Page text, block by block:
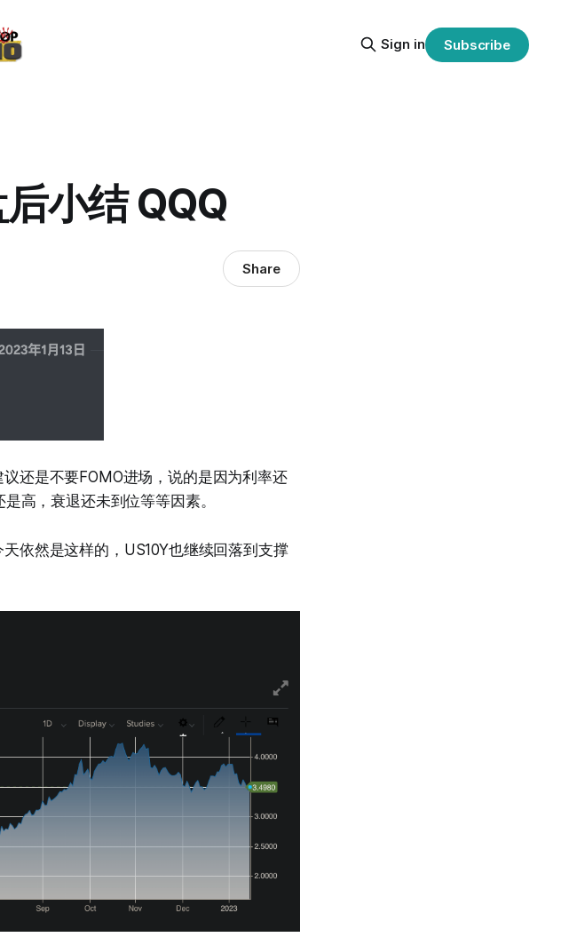
Sign in Subscribe
小结 QQQ
Share
还是不要FOMO进场，说的是因为利率还
高，衰退还未到位等等因素。
依然是这样的，US10Y也继续回落到支撑